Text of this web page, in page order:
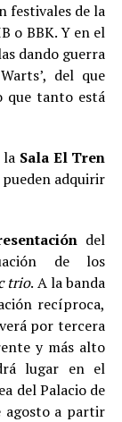
festivales de la
o BBK. Y en el
dando guerra
del que
que tanto está
la Sala El Tren
adquirir
del
de los
trio. A la banda
recíproca,
por tercera
y más alto
lugar en el
del Palacio de
agosto a partir